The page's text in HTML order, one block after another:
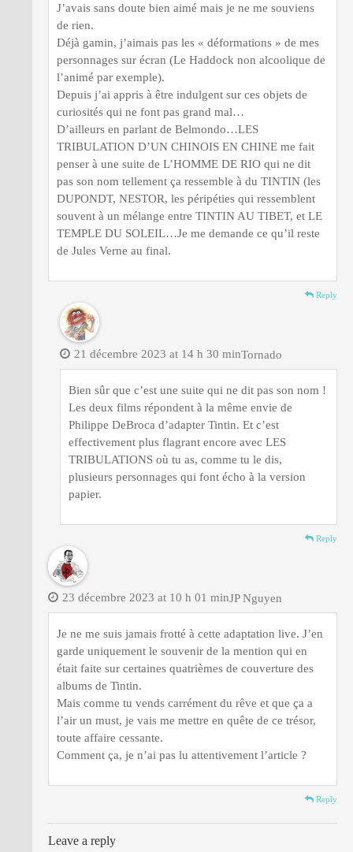
J’avais sans doute bien aimé mais je ne me souviens
de rien.
Déjà gamin, j’aimais pas les « déformations » de mes
personnages sur écran (Le Haddock non alcoolique de
l’animé par exemple).
Depuis j’ai appris à être indulgent sur ces objets de
curiosités qui ne font pas grand mal…
D’ailleurs en parlant de Belmondo…LES
TRIBULATION D’UN CHINOIS EN CHINE me fait
penser à une suite de L’HOMME DE RIO qui ne dit
pas son nom tellement ça ressemble à du TINTIN (les
DUPONDT, NESTOR, les péripéties qui ressemblent
souvent à un mélange entre TINTIN AU TIBET, et LE
TEMPLE DU SOLEIL…Je me demande ce qu’il reste
de Jules Verne au final.
Reply
Tornado
21 décembre 2023 at 14 h 30 min
Bien sûr que c’est une suite qui ne dit pas son nom !
Les deux films répondent à la même envie de
Philippe DeBroca d’adapter Tintin. Et c’est
effectivement plus flagrant encore avec LES
TRIBULATIONS où tu as, comme tu le dis,
plusieurs personnages qui font écho à la version
papier.
Reply
JP Nguyen
23 décembre 2023 at 10 h 01 min
Je ne me suis jamais frotté à cette adaptation live. J’en
garde uniquement le souvenir de la mention qui en
était faite sur certaines quatrièmes de couverture des
albums de Tintin.
Mais comme tu vends carrément du rêve et que ça a
l’air un must, je vais me mettre en quête de ce trésor,
toute affaire cessante.
Comment ça, je n’ai pas lu attentivement l’article ?
Reply
Leave a reply